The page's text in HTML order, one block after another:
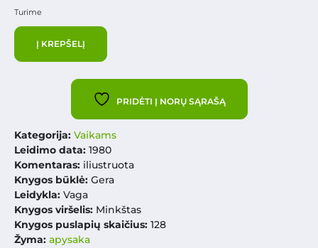
Turime
Į KREPŠELĮ
PRIDĖTI Į NORŲ SĄRAŠĄ
Kategorija: Vaikams
Leidimo data: 1980
Komentaras: iliustruota
Knygos būklė: Gera
Leidykla: Vaga
Knygos viršelis: Minkštas
Knygos puslapių skaičius: 128
Žyma: apysaka